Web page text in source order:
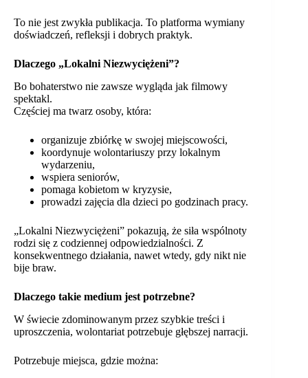
To nie jest zwykła publikacja. To platforma wymiany
doświadczeń, refleksji i dobrych praktyk.
Dlaczego „Lokalni Niezwyciężeni”?
Bo bohaterstwo nie zawsze wygląda jak filmowy
spektakl.
Częściej ma twarz osoby, która:
organizuje zbiórkę w swojej miejscowości,
koordynuje wolontariuszy przy lokalnym
wydarzeniu,
wspiera seniorów,
pomaga kobietom w kryzysie,
prowadzi zajęcia dla dzieci po godzinach pracy.
„Lokalni Niezwyciężeni” pokazują, że siła wspólnoty
rodzi się z codziennej odpowiedzialności. Z
konsekwentnego działania, nawet wtedy, gdy nikt nie
bije braw.
Dlaczego takie medium jest potrzebne?
W świecie zdominowanym przez szybkie treści i
uproszczenia, wolontariat potrzebuje głębszej narracji.
Potrzebuje miejsca, gdzie można: